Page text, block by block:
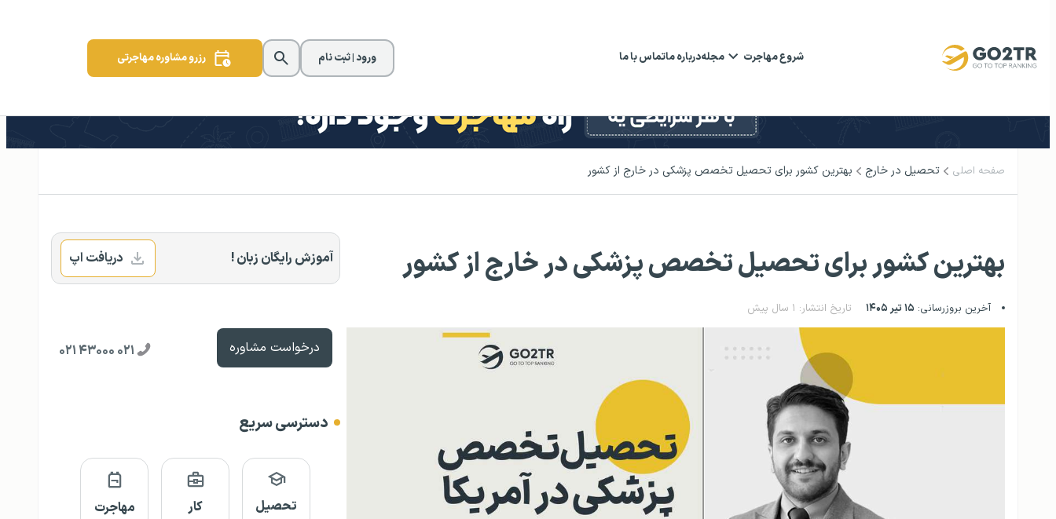
شروع مهاجرت مجلهدرباره ماتماس با ما ورود | ثبت نام رزرو مشاوره مهاجرتی
صفحه اصلی تحصیل در خارج بهترین کشور برای تحصیل تخصص پزشکی در خارج از کشور
بهترین کشور برای تحصیل تخصص پزشکی در خارج از کشور
آخرین بروزرسانی: ۱۵ تیر ۱۴۰۵ تاریخ انتشار: ۱ سال پیش
آموزش رایگان زبان ! دریافت اپ
درخواست مشاوره ۰۲۱ ۴۳۰۰۰ ۰۲۱
دسترسی سریع
تحصیل کار مهاجرت